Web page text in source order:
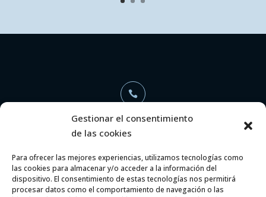
Gestionar el consentimiento
de las cookies
Para ofrecer las mejores experiencias, utilizamos tecnologías como
las cookies para almacenar y/o acceder a la información del
dispositivo. El consentimiento de estas tecnologías nos permitirá
procesar datos como el comportamiento de navegación o las

+34 696 368 886
